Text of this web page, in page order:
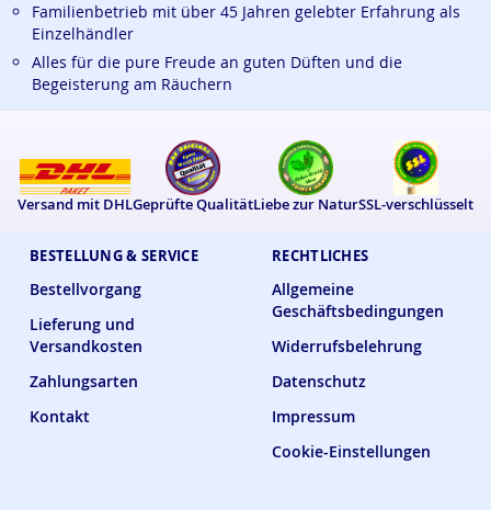
BESTELLUNG & SERVICE
Bestellvorgang
Lieferung und
Versandkosten
Zahlungsarten
Kontakt
RECHTLICHES
Allgemeine
Geschäftsbedingungen
Widerrufsbelehrung
Datenschutz
Impressum
Cookie-Einstellungen
Familienbetrieb mit über 45 Jahren gelebter Erfahrung als
Einzelhändler
Alles für die pure Freude an guten Düften und die
Begeisterung am Räuchern
Versand mit DHLGeprüfte QualitätLiebe zur NaturSSL-verschlüsselt